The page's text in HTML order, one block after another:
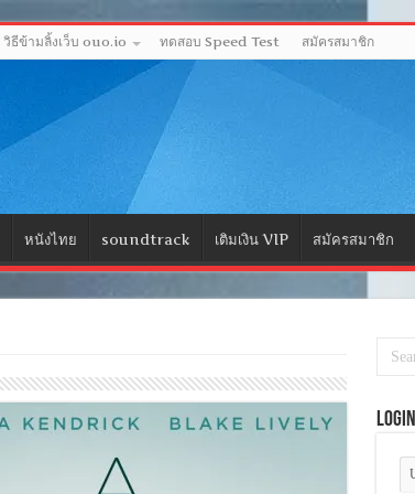
วิธีข้ามลิ้งเว็บ ouo.io ทดสอบ Speed Test สมัครสมาชิก
หนังไทย soundtrack เติมเงิน VIP สมัครสมาชิก
Login